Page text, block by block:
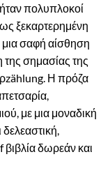
πολυπλοκοί
ξεκαρτερημένη
μια σαφή αίσθηση
σημασίας της
Η πρόζα
με μια μοναδική
δωρεάν και